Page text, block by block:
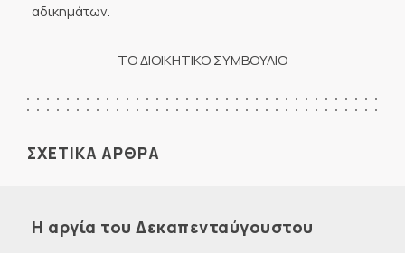
αδικημάτων.
ΤΟ ΔΙΟΙΚΗΤΙΚΟ ΣΥΜΒΟΥΛΙΟ
ΣΧΕΤΙΚΑ ΑΡΘΡΑ
Η αργία του Δεκαπενταύγουστου